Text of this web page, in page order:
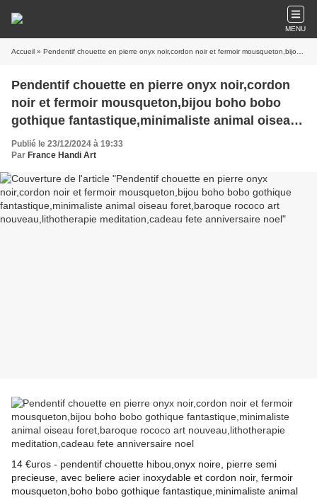
MENU
Accueil » Pendentif chouette en pierre onyx noir,cordon noir et fermoir mousqueton,bijou boho bobo gothique fantastique,minimaliste animal oiseau foret,baroque rococo art nouveau,lithotherapie meditation,cadeau fete anniversaire noel
Pendentif chouette en pierre onyx noir,cordon
noir et fermoir mousqueton,bijou boho bobo
gothique fantastique,minimaliste animal oiseau
foret,baroque rococo art nouveau,lithotherapie
meditation,cadeau fete anniversaire noel
Publié le 23/12/2024 à 19:33
Par France Handi Art
14 €uros - pendentif chouette hibou,onyx noire, pierre semi
precieuse, avec beliere acier inoxydable et cordon noir, fermoir
mousqueton, boho bobo gothique fantastique,minimaliste animal